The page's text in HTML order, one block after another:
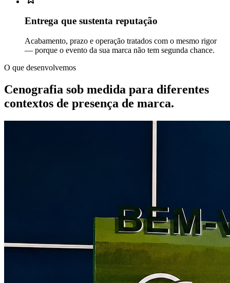
Entrega que sustenta reputação
Acabamento, prazo e operação tratados com o mesmo rigor
— porque o evento da sua marca não tem segunda chance.
O que desenvolvemos
Cenografia sob medida para diferentes
contextos de presença de marca.